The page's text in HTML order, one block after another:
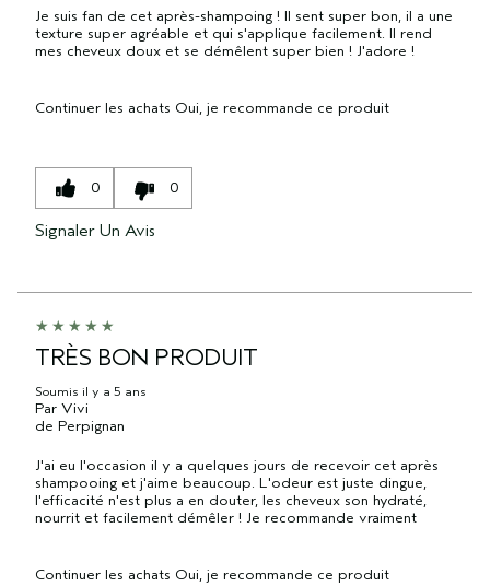
Je suis fan de cet après-shampoing ! Il sent super bon, il a une
texture super agréable et qui s'applique facilement. Il rend
mes cheveux doux et se démêlent super bien ! J'adore !
Continuer les achats Oui, je recommande ce produit
0 0
Signaler Un Avis
TRÈS BON PRODUIT
Soumis il y a 5 ans
Par Vivi
de Perpignan
J'ai eu l'occasion il y a quelques jours de recevoir cet après
shampooing et j'aime beaucoup. L'odeur est juste dingue,
l'efficacité n'est plus a en douter, les cheveux son hydraté,
nourrit et facilement démêler ! Je recommande vraiment
Continuer les achats Oui, je recommande ce produit